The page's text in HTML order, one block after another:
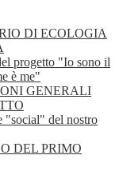
DI ECOLOGIA
progetto "Io sono il
è me"
GENERALI
"social" del nostro
DEL PRIMO